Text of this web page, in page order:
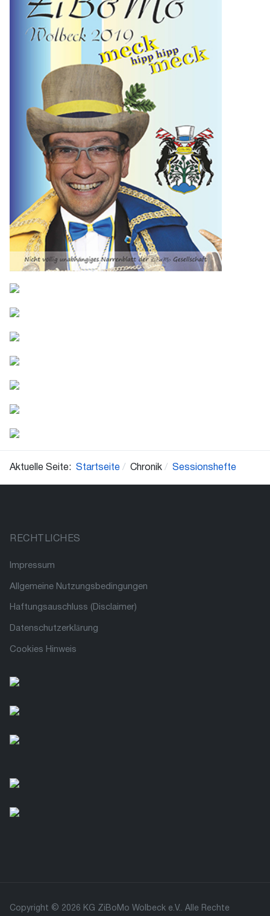
Aktuelle Seite: Startseite Chronik Sessionshefte
RECHTLICHES
Impressum
Allgemeine Nutzungsbedingungen
Haftungsauschluss (Disclaimer)
Datenschutzerklärung
Cookies Hinweis
Copyright © 2026 KG ZiBoMo Wolbeck e.V.. Alle Rechte